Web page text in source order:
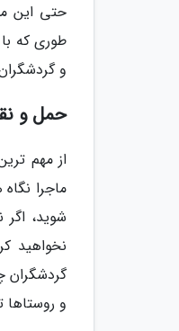
حتی این
طوری که
و
حمل و
از مهم
ماجرا
شوید،
نخواهید
گردشگران
و روستاها